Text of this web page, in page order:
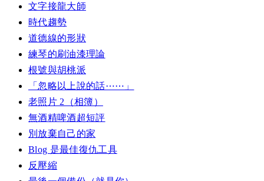
文字接龍大師
時代趨勢
道德線的形狀
練琴的刷油漆理論
根號與胡桃派
「忽略以上說的話⋯⋯」
老照片 2（相簿）
無酒精啤酒超短評
別放棄自己的家
Blog 是最佳復仇工具
反壓縮